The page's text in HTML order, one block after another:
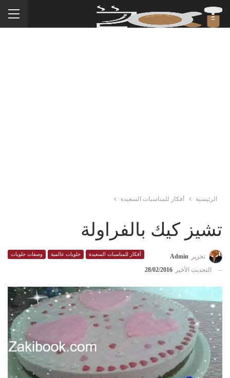
الرئيسية أفكار للمناسبات السعيدة
تشيز كيك بالفراولة
أفكار للمناسبات السعيدة حلويات عالمية وصفات حلويات تحرير
Admin
التحديث الأخير
28/02/2016